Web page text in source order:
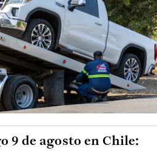
9 de agosto en Chile: